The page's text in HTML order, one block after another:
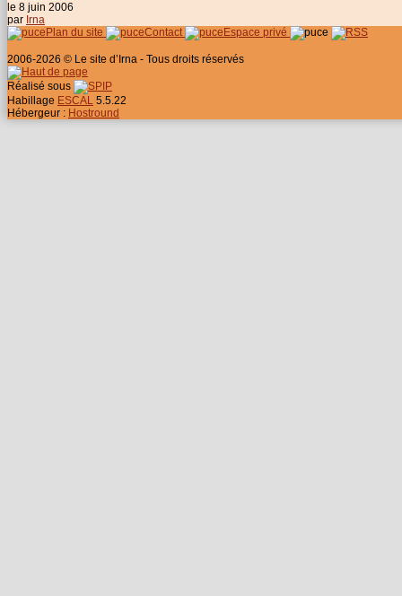
le 8 juin 2006
par Irna
Plan du site
Contact Espace privé
2006-2026 © Le site d’Irna - Tous droits réservés
Réalisé sous
Habillage ESCAL 5.5.22
Hébergeur : Hostround